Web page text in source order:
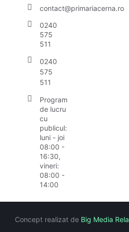
contact@primariacerna.ro
0240
575
511
0240
575
511
Program
de lucru
cu
publicul:
luni - joi
08:00 -
16:30,
vineri:
08:00 -
14:00
Concept realizat de Big Media